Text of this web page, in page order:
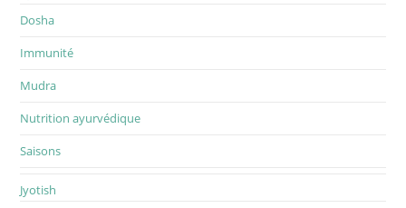
Dosha
Immunité
Mudra
Nutrition ayurvédique
Saisons
Jyotish